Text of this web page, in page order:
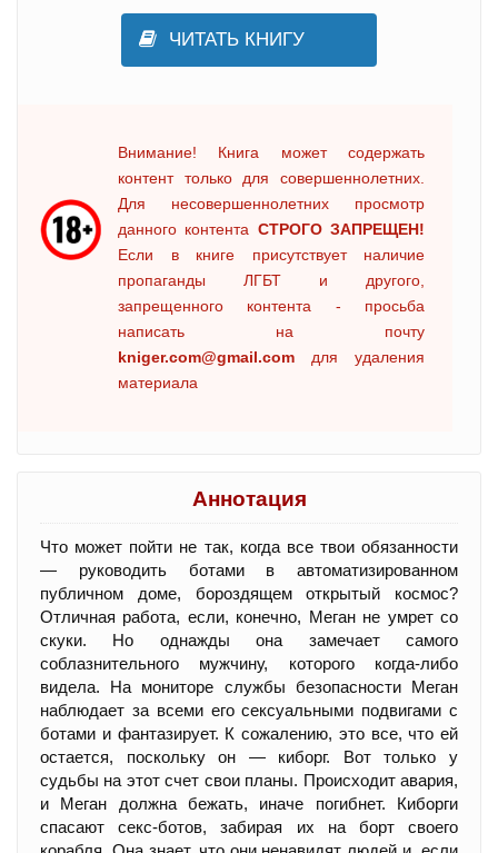
ЧИТАТЬ КНИГУ
Внимание! Книга может содержать
контент только для совершеннолетних.
Для несовершеннолетних просмотр
данного контента СТРОГО ЗАПРЕЩЕН!
Если в книге присутствует наличие
пропаганды ЛГБТ и другого,
запрещенного контента - просьба
написать на почту
kniger.com@gmail.com для удаления
материала
Аннотация
Что может пойти не так, когда все твои обязанности
— руководить ботами в автоматизированном
публичном доме, бороздящем открытый космос?
Отличная работа, если, конечно, Меган не умрет со
скуки. Но однажды она замечает самого
соблазнительного мужчину, которого когда-либо
видела. На мониторе службы безопасности Меган
наблюдает за всеми его сексуальными подвигами с
ботами и фантазирует. К сожалению, это все, что ей
остается, поскольку он — киборг. Вот только у
судьбы на этот счет свои планы. Происходит авария,
и Меган должна бежать, иначе погибнет. Киборги
спасают секс-ботов, забирая их на борт своего